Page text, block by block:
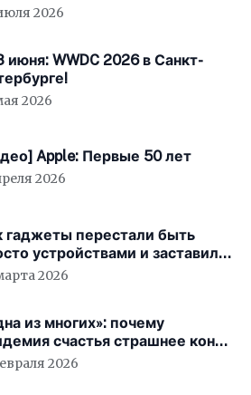
2026
июня: WWDC 2026 в Санкт-
2026
Apple: Первые 50 лет
2026
гаджеты перестали быть
устройствами и заставили
бесплатно работать
2026
из многих»: почему
счастья страшнее конца
2026